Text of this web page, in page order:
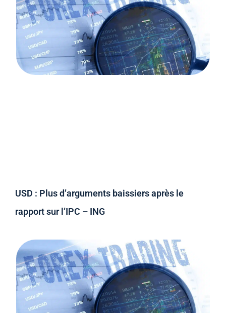
USD : Plus d’arguments baissiers après le
rapport sur l’IPC – ING